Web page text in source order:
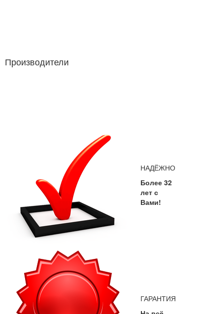
Производители
НАДЁЖНО
Более 32
лет с
Вами!
ГАРАНТИЯ